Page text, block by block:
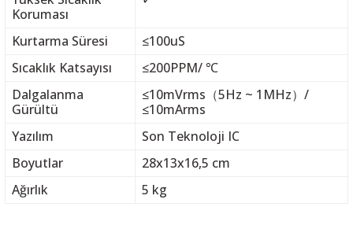
Koruması
Kurtarma Süresi
≤100uS
Sıcaklık Katsayısı
≤200PPM/ ℃
Dalgalanma
Gürültü
≤10mVrms（5Hz ~ 1MHz）/
≤10mArms
Yazılım
Son Teknoloji IC
Boyutlar
28x13x16,5 cm
Ağırlık
5 kg